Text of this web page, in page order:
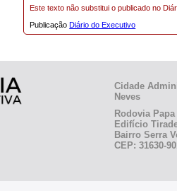
Este texto não substitui o publicado no
Publicação Diário do Executivo
Cidade
Neves
Rodovia
Edifício
Bairro Serra
CEP: 31630-